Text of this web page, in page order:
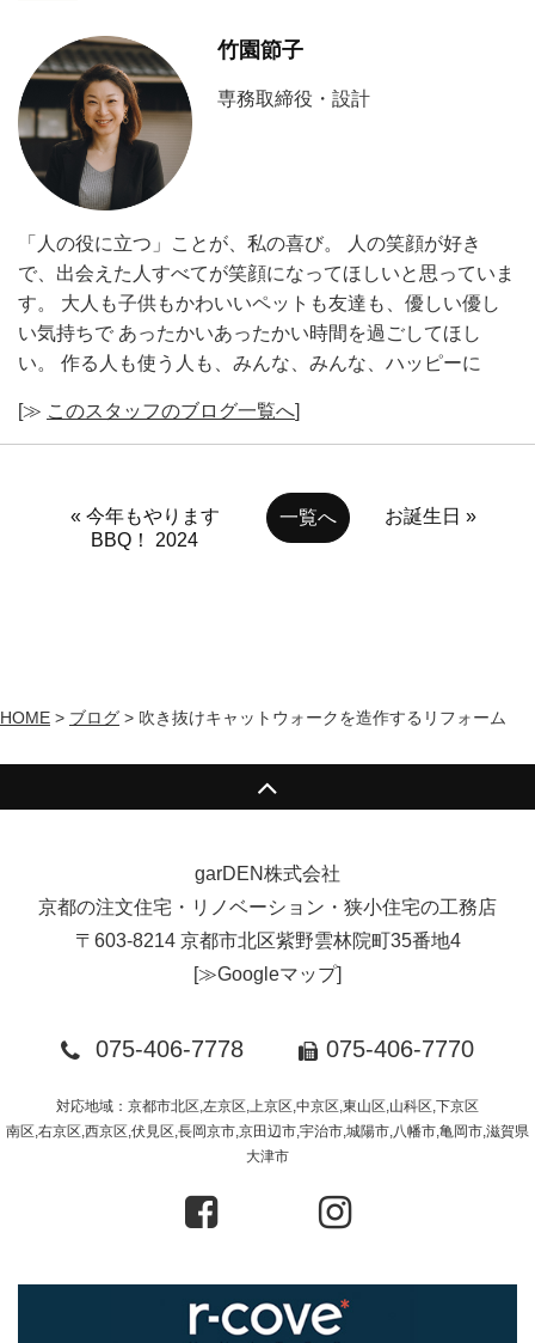
竹園節子
専務取締役・設計
「人の役に立つ」ことが、私の喜び。 人の笑顔が好き
で、出会えた人すべてが笑顔になってほしいと思っていま
す。 大人も子供もかわいいペットも友達も、優しい優し
い気持ちで あったかいあったかい時間を過ごしてほし
い。 作る人も使う人も、みんな、みんな、ハッピーに
[≫ このスタッフのブログ一覧へ]
« 今年もやります
BBQ！ 2024
一覧へ お誕生日 »
HOME > ブログ > 吹き抜けキャットウォークを造作するリフォーム
garDEN株式会社
京都の注文住宅・リノベーション・狭小住宅の工務店
〒603-8214 京都市北区紫野雲林院町35番地4
[≫Googleマップ]
075-406-7778 075-406-7770
対応地域：京都市北区,左京区,上京区,中京区,東山区,山科区,下京区
南区,右京区,西京区,伏見区,長岡京市,京田辺市,宇治市,城陽市,八幡市,亀岡市,滋賀県
大津市